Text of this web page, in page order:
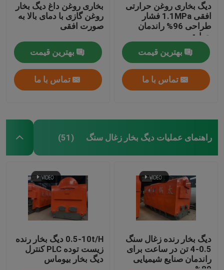
دیگ بخاری روغن حرارتی
افقی 1.1MPa فشار
طراحی 96% راندمان
حرارتی
بهترین قیمت
تماس با ما
بخاری روغن داغ دیگ بخار
روغن گازی با دمای بالا به
صورت افقی
بهترین قیمت
تماس با ما
راهنمای عملیات دیگ بخار زغال سنگ (51)
دیگ بخار رنده زغال سنگ
0.5-4 تن در ساعت برای
راندمان صنایع شیمیایی
0.5-10t/H دیگ بخار رنده
زیست توده PLC کنترل
دیگ بخار بیوماس